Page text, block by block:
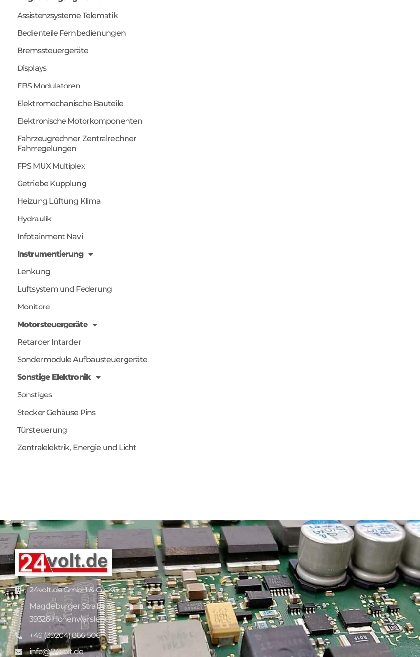
Assistenzsysteme Telematik
Bedienteile Fernbedienungen
Bremssteuergeräte
Displays
EBS Modulatoren
Elektromechanische Bauteile
Elektronische Motorkomponenten
Fahrzeugrechner Zentralrechner
Fahrregelungen
FPS MUX Multiplex
Getriebe Kupplung
Heizung Lüftung Klima
Hydraulik
Infotainment Navi
Instrumentierung
Lenkung
Luftsystem und Federung
Monitore
Motorsteuergeräte
Retarder Intarder
Sondermodule Aufbausteuergeräte
Sonstige Elektronik
Sonstiges
Stecker Gehäuse Pins
Türsteuerung
Zentralelektrik, Energie und Licht
24volt.de GmbH & Co. KG
Magdeburger Straße 4
39326 Hohenwarsleben
+49 (39204) 866 506
info@24volt.de